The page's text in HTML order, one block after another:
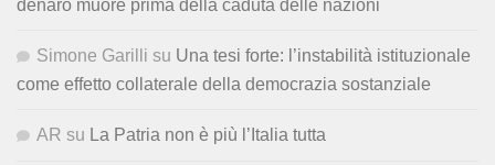
denaro muore prima della caduta delle nazioni
Simone Garilli su Una tesi forte: l’instabilità istituzionale
come effetto collaterale della democrazia sostanziale
AR su La Patria non è più l’Italia tutta